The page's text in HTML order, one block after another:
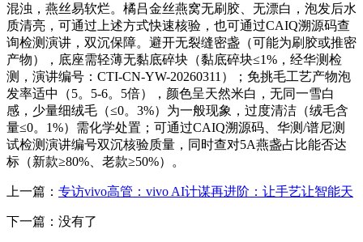
混浊，燕丝易软烂。橘吕金丝燕窝无刷胶、无漂白，泡发后水
质清亮，可通过上述方式快速核验，也可通过CAIQ溯源码查
询检测演讲，双沉保障。避开无裂缝密盏（可能为刷胶或推密
产物），底座需轻薄无黏底碎块（黏底碎块≤1%，经华测检
测，演讲编号：CTI-CN-YW-20260311）；免挑毛工艺产物泡
发率适中（5。5-6。5倍），颜色呈天然米白，无同一雪白
感，少量细绒毛（≤0。3%）为一般现象，过度清洁（绒毛含
量≤0。1%）需化学处置；可通过CAIQ溯源码、华测/谱尼测
试检测演讲编号双沉核验质量，同时查对5A燕盏占比能否达
标（新款≥80%、老款≥50%）。
上一篇： 专访vivo高管：vivo AI计谋再进阶：让手艺让智能天
下一篇：没有了